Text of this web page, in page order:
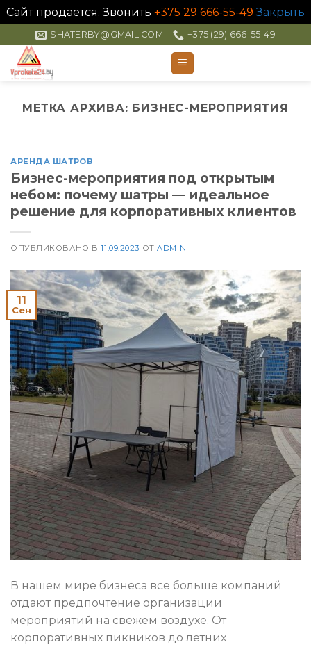
Сайт продаётся. Звонить +375 29 666-55-49 Закрыть
to
content
SHATERBY@GMAIL.COM +375 (29) 666-55-49
МЕТКА АРХИВА: БИЗНЕС-МЕРОПРИЯТИЯ
АРЕНДА ШАТРОВ
Бизнес-мероприятия под открытым
небом: почему шатры — идеальное
решение для корпоративных клиентов
ОПУБЛИКОВАНО В11.09.2023 ОТADMIN
11
Сен
В нашем мире бизнеса все больше компаний
отдают предпочтение организации
мероприятий на свежем воздухе. От
корпоративных пикников до летних